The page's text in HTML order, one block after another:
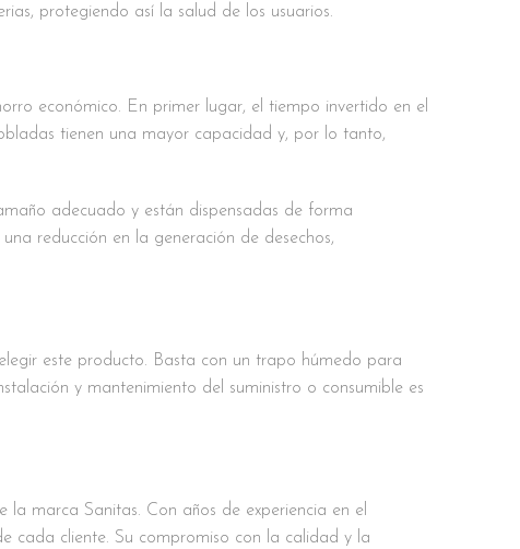
protegiendo así la salud de los usuarios.
económico. En primer lugar, el tiempo invertido en el
tienen una mayor capacidad y, por lo tanto,
adecuado y están dispensadas de forma
reducción en la generación de desechos,
este producto. Basta con un trapo húmedo para
y mantenimiento del suministro o consumible es
marca Sanitas. Con años de experiencia en el
cada cliente. Su compromiso con la calidad y la